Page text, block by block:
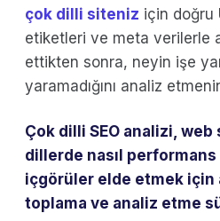
çok dilli siteniz için doğru
etiketleri ve meta verilerle
ettikten sonra, neyin işe
yaramadığını analiz
Çok dilli SEO analizi,
dillerde nasıl
içgörüler elde etmek için
toplama ve analiz etme